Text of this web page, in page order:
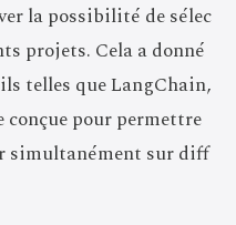
la possibilité de sélec
projets. Cela a donné
telles que LangChain,
conçue pour permettre
simultanément sur diff